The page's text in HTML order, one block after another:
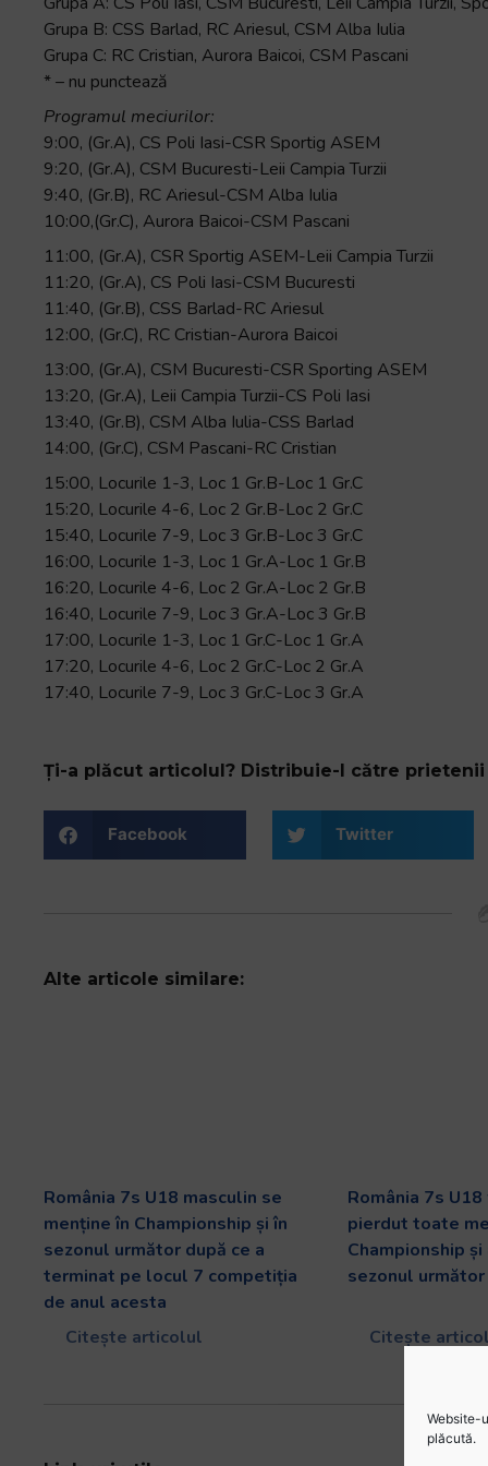
Website-
plăcută.
Grupa B: CSS Barlad, RC Ariesul, CSM Alba Iulia
Grupa C: RC Cristian, Aurora Baicoi, CSM Pascani
* – nu punctează
Programul meciurilor:
9:00, (Gr.A), CS Poli Iasi-CSR Sportig ASEM
9:20, (Gr.A), CSM Bucuresti-Leii Campia Turzii
9:40, (Gr.B), RC Ariesul-CSM Alba Iulia
10:00,(Gr.C), Aurora Baicoi-CSM Pascani
11:00, (Gr.A), CSR Sportig ASEM-Leii Campia Turzii
11:20, (Gr.A), CS Poli Iasi-CSM Bucuresti
11:40, (Gr.B), CSS Barlad-RC Ariesul
12:00, (Gr.C), RC Cristian-Aurora Baicoi
13:00, (Gr.A), CSM Bucuresti-CSR Sporting ASEM
13:20, (Gr.A), Leii Campia Turzii-CS Poli Iasi
13:40, (Gr.B), CSM Alba Iulia-CSS Barlad
14:00, (Gr.C), CSM Pascani-RC Cristian
15:00, Locurile 1-3, Loc 1 Gr.B-Loc 1 Gr.C
15:20, Locurile 4-6, Loc 2 Gr.B-Loc 2 Gr.C
15:40, Locurile 7-9, Loc 3 Gr.B-Loc 3 Gr.C
16:00, Locurile 1-3, Loc 1 Gr.A-Loc 1 Gr.B
16:20, Locurile 4-6, Loc 2 Gr.A-Loc 2 Gr.B
16:40, Locurile 7-9, Loc 3 Gr.A-Loc 3 Gr.B
17:00, Locurile 1-3, Loc 1 Gr.C-Loc 1 Gr.A
17:20, Locurile 4-6, Loc 2 Gr.C-Loc 2 Gr.A
17:40, Locurile 7-9, Loc 3 Gr.C-Loc 3 Gr.A
Ți-a plăcut articolul? Distribuie-l către prietenii
Facebook Twitter
Alte articole similare:
România 7s U18 masculin se
menține în Championship și în
sezonul următor după ce a
terminat pe locul 7 competiția
de anul acesta
Citește articolul
România 7s
pierdut toate
Championship
sezonul următor
Citește